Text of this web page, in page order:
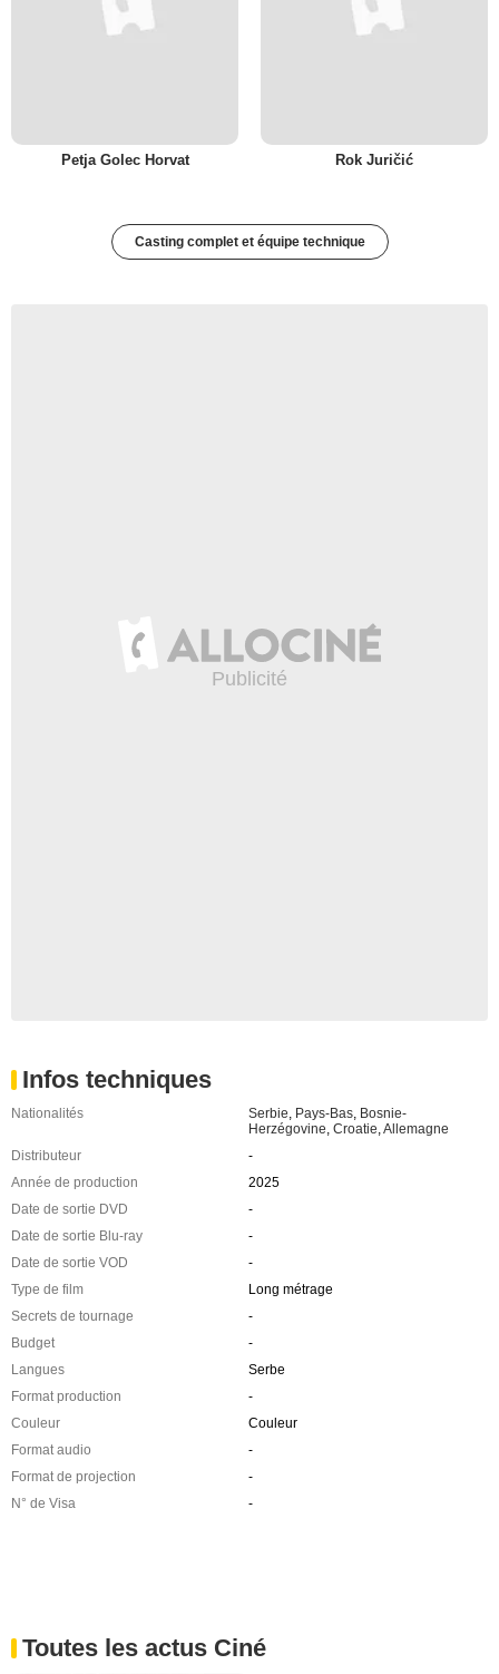
Petja Golec Horvat Rok Juričić
Casting complet et équipe technique
Infos techniques
Nationalités Serbie, Pays-Bas, Bosnie-
Herzégovine, Croatie,Allemagne
Distributeur
-
Année de production
2025
Date de sortie DVD
-
Date de sortie Blu-ray
-
Date de sortie VOD
-
Type de film
Long métrage
Secrets de tournage
-
Budget
-
Langues
Serbe
Format production
-
Couleur
Couleur
Format audio
-
Format de projection
-
N° de Visa
-
Toutes les actus Ciné